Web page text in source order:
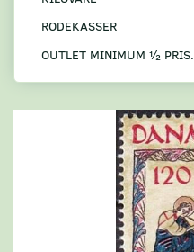
RODEKASSER
OUTLET MINIMUM ½ PRIS.